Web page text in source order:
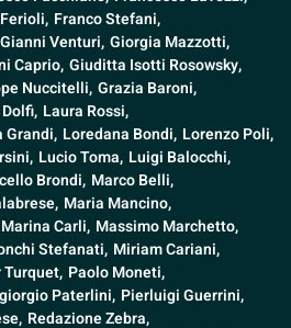
Franco Stefani,
Gianni Venturi, Giorgia Mazzotti,
Caprio, Giuditta Isotti Rosowsky,
Nuccitelli, Grazia Baroni,
Laura Rossi,
Grandi, Loredana Bondi, Lorenzo Poli,
Lucio Toma, Luigi Balocchi,
Brondi, Marco Belli,
Maria Mancino,
Marina Carli, Massimo Marchetto,
Stefanati, Miriam Cariani,
Paolo Moneti,
Paterlini, Pierluigi Guerrini,
Redazione Zebra,